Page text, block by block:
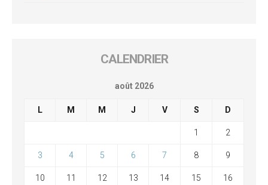
CALENDRIER
août 2026
L M M J V S D
1 2
3 4 5 6 7 8 9
10 11 12 13 14 15 16